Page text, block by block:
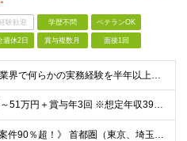
験歓迎 学歴不問 ベテランOK
週休2日 賞与複数月 面接1回
＜必須＞ IT業界で何らかの実務経験を半年以上お持ちの方（使用言語不問） ＜こんなご希望があれば、ぜひ当社にご相談ください＞ ◎ スキルや成果にしっかり見合った給与を受け取りたい ◎ 残業を
月給31万円～51万円＋賞与年3回 ※想定年収394万円～1,032万円 ★年間300万円の賞与実績あり ★平均昇給額3万円 ★エンジニアへの還元率75％（実質78.9%） ※経験・能力を考慮し
《リモート案件90％超！》 首都圏（東京、埼玉、千葉、神奈川）、大阪、名古屋、福岡のプロジェクト先やリモートでの勤務となります。 ※面接から入社まで全てオンラインで完結できます！ ※帰社日自